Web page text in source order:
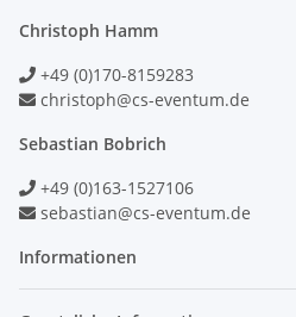
Christoph Hamm
+49 (0)170-8159283
christoph@cs-eventum.de
Sebastian Bobrich
+49 (0)163-1527106
sebastian@cs-eventum.de
Informationen